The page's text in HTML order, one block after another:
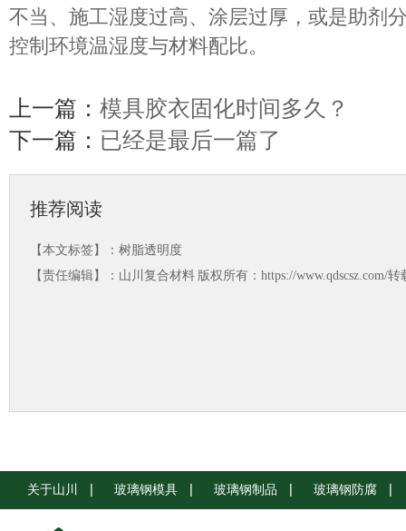
不当、施工湿度过高、涂层过厚，或是助剂
控制环境温湿度与材料配比。
上一篇： 模具胶衣固化时间多久？
下一篇： 已经是最后一篇了
推荐阅读
【本文标签】： 树脂透明度
【责任编辑】： 山川复合材料 版权所有：https://www.qdscsz.com/
关于山川 玻璃钢模具 玻璃钢制品 玻璃钢防腐